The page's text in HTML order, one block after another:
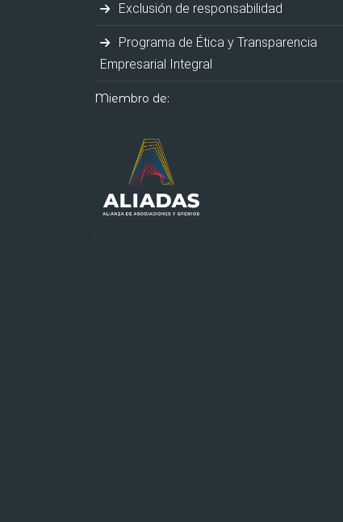
Exclusión de responsabilidad
Programa de Ética y Transparencia
Empresarial Integral
Miembro de: